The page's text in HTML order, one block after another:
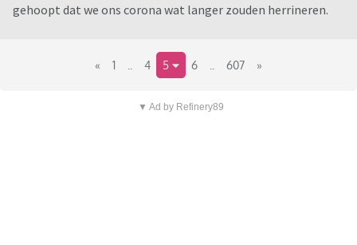
gehoopt dat we ons corona wat langer zouden herrineren.
« 1 4 5 6 607 »
▼ Ad by Refinery89